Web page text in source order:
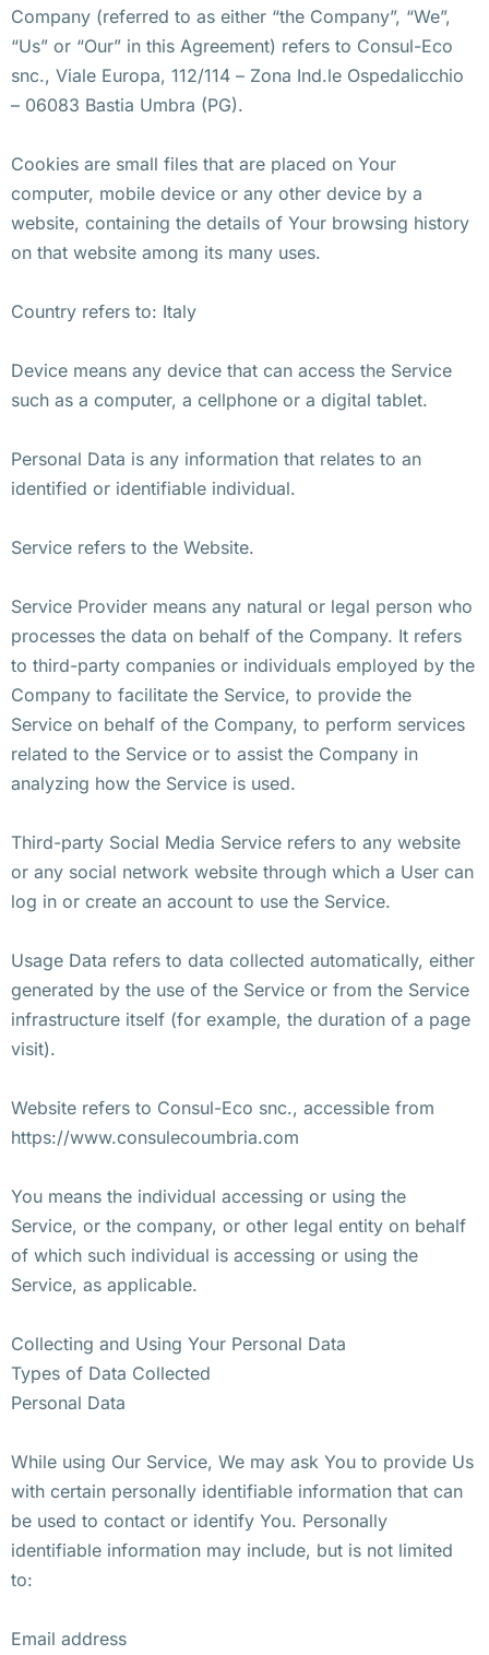
Company (referred to as either “the Company”, “We”,
“Us” or “Our” in this Agreement) refers to Consul-Eco
snc., Viale Europa, 112/114 – Zona Ind.le Ospedalicchio
– 06083 Bastia Umbra (PG).
Cookies are small files that are placed on Your
computer, mobile device or any other device by a
website, containing the details of Your browsing history
on that website among its many uses.
Country refers to: Italy
Device means any device that can access the Service
such as a computer, a cellphone or a digital tablet.
Personal Data is any information that relates to an
identified or identifiable individual.
Service refers to the Website.
Service Provider means any natural or legal person who
processes the data on behalf of the Company. It refers
to third-party companies or individuals employed by the
Company to facilitate the Service, to provide the
Service on behalf of the Company, to perform services
related to the Service or to assist the Company in
analyzing how the Service is used.
Third-party Social Media Service refers to any website
or any social network website through which a User can
log in or create an account to use the Service.
Usage Data refers to data collected automatically, either
generated by the use of the Service or from the Service
infrastructure itself (for example, the duration of a page
visit).
Website refers to Consul-Eco snc., accessible from
https://www.consulecoumbria.com
You means the individual accessing or using the
Service, or the company, or other legal entity on behalf
of which such individual is accessing or using the
Service, as applicable.
Collecting and Using Your Personal Data
Types of Data Collected
Personal Data
While using Our Service, We may ask You to provide Us
with certain personally identifiable information that can
be used to contact or identify You. Personally
identifiable information may include, but is not limited
to:
Email address